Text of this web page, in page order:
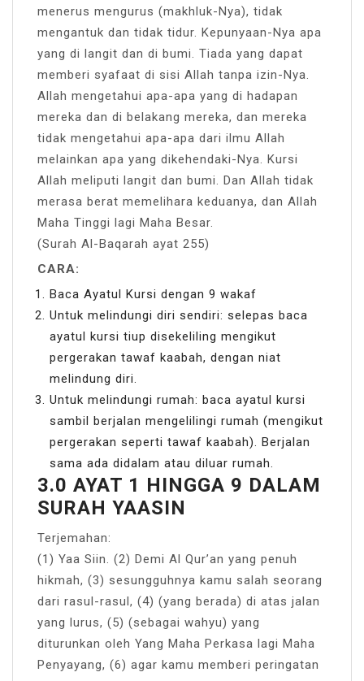
menerus mengurus (makhluk-Nya), tidak
mengantuk dan tidak tidur. Kepunyaan-Nya apa
yang di langit dan di bumi. Tiada yang dapat
memberi syafaat di sisi Allah tanpa izin-Nya.
Allah mengetahui apa-apa yang di hadapan
mereka dan di belakang mereka, dan mereka
tidak mengetahui apa-apa dari ilmu Allah
melainkan apa yang dikehendaki-Nya. Kursi
Allah meliputi langit dan bumi. Dan Allah tidak
merasa berat memelihara keduanya, dan Allah
Maha Tinggi lagi Maha Besar.
(Surah Al-Baqarah ayat 255)
CARA:
Baca Ayatul Kursi dengan 9 wakaf
Untuk melindungi diri sendiri: selepas baca
ayatul kursi tiup disekeliling mengikut
pergerakan tawaf kaabah, dengan niat
melindung diri.
Untuk melindungi rumah: baca ayatul kursi
sambil berjalan mengelilingi rumah (mengikut
pergerakan seperti tawaf kaabah). Berjalan
sama ada didalam atau diluar rumah.
3.0 AYAT 1 HINGGA 9 DALAM
SURAH YAASIN
Terjemahan:
(1) Yaa Siin. (2) Demi Al Qur’an yang penuh
hikmah, (3) sesungguhnya kamu salah seorang
dari rasul-rasul, (4) (yang berada) di atas jalan
yang lurus, (5) (sebagai wahyu) yang
diturunkan oleh Yang Maha Perkasa lagi Maha
Penyayang, (6) agar kamu memberi peringatan